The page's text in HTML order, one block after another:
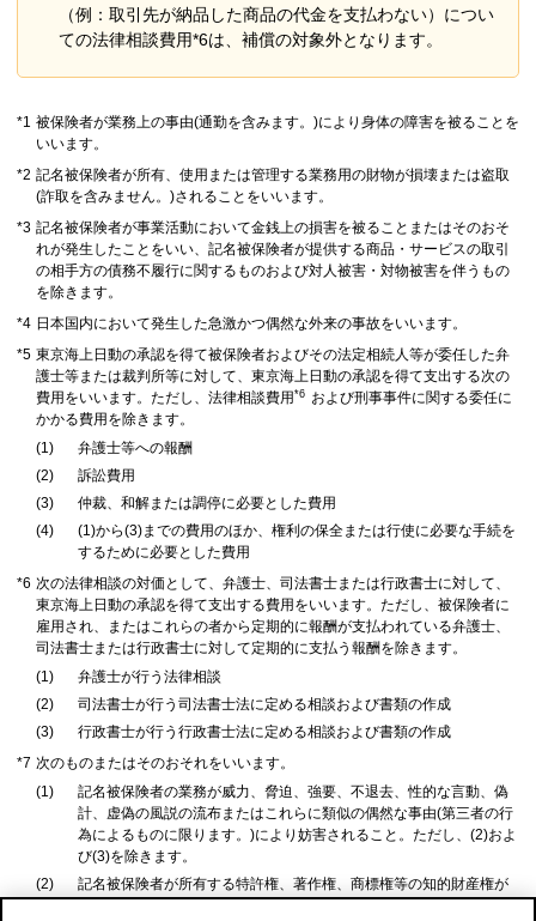
（例：取引先が納品した商品の代金を支払わない）につい
ての法律相談費用*6は、補償の対象外となります。
*1 被保険者が業務上の事由(通勤を含みます。)により身体の障害を被ることを
いいます。
*2 記名被保険者が所有、使用または管理する業務用の財物が損壊または盗取
(詐取を含みません。)されることをいいます。
*3 記名被保険者が事業活動において金銭上の損害を被ることまたはそのおそ
れが発生したことをいい、記名被保険者が提供する商品・サービスの取引
の相手方の債務不履行に関するものおよび対人被害・対物被害を伴うもの
を除きます。
*4 日本国内において発生した急激かつ偶然な外来の事故をいいます。
*5 東京海上日動の承認を得て被保険者およびその法定相続人等が委任した弁
護士等または裁判所等に対して、東京海上日動の承認を得て支出する次の
費用をいいます。ただし、法律相談費用 *6 および刑事事件に関する委任に
かかる費用を除きます。
(1)
弁護士等への報酬
(2)
訴訟費用
(3)
仲裁、和解または調停に必要とした費用
(4)
(1)から(3)までの費用のほか、権利の保全または行使に必要な手続を
するために必要とした費用
*6 次の法律相談の対価として、弁護士、司法書士または行政書士に対して、
東京海上日動の承認を得て支出する費用をいいます。ただし、被保険者に
雇用され、またはこれらの者から定期的に報酬が支払われている弁護士、
司法書士または行政書士に対して定期的に支払う報酬を除きます。
(1)
弁護士が行う法律相談
(2)
司法書士が行う司法書士法に定める相談および書類の作成
(3)
行政書士が行う行政書士法に定める相談および書類の作成
*7 次のものまたはそのおそれをいいます。
(1)
記名被保険者の業務が威力、脅迫、強要、不退去、性的な言動、偽
計、虚偽の風説の流布またはこれらに類似の偶然な事由(第三者の行
為によるものに限ります。)により妨害されること。ただし、(2)およ
び(3)を除きます。
(2)
記名被保険者が所有する特許権、著作権、商標権等の知的財産権が